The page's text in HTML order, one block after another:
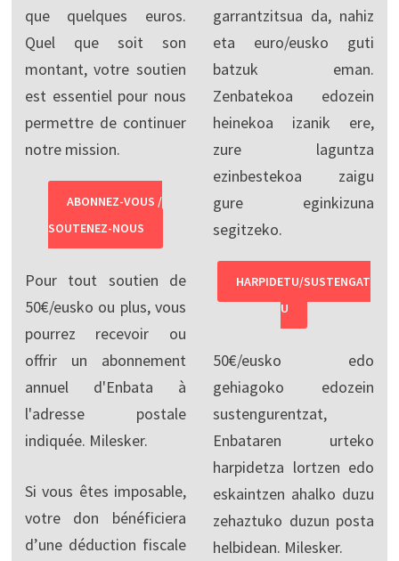
que quelques euros.
Quel que soit son
montant, votre soutien
est essentiel pour nous
permettre de continuer
notre mission.
ABONNEZ-VOUS /
SOUTENEZ-NOUS
Pour tout soutien de
50€/eusko ou plus, vous
pourrez recevoir ou
offrir un abonnement
annuel d'Enbata à
l'adresse postale
indiquée. Milesker.
Si vous êtes imposable,
votre don bénéficiera
d’une déduction fiscale
garrantzitsua da, nahiz
eta euro/eusko guti
batzuk eman.
Zenbatekoa edozein
heinekoa izanik ere,
zure laguntza
ezinbestekoa zaigu
gure eginkizuna
segitzeko.
HARPIDETU/SUSTENGAT
U
50€/eusko edo
gehiagoko edozein
sustengurentzat,
Enbataren urteko
harpidetza lortzen edo
eskaintzen ahalko duzu
zehaztuko duzun posta
helbidean. Milesker.